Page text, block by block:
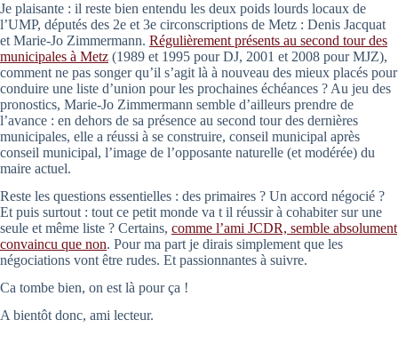
Je plaisante : il reste bien entendu les deux poids lourds locaux de
l’UMP, députés des 2e et 3e circonscriptions de Metz : Denis Jacquat
et Marie-Jo Zimmermann. Régulièrement présents au second tour des
municipales à Metz (1989 et 1995 pour DJ, 2001 et 2008 pour MJZ),
comment ne pas songer qu’il s’agit là à nouveau des mieux placés pour
conduire une liste d’union pour les prochaines échéances ? Au jeu des
pronostics, Marie-Jo Zimmermann semble d’ailleurs prendre de
l’avance : en dehors de sa présence au second tour des dernières
municipales, elle a réussi à se construire, conseil municipal après
conseil municipal, l’image de l’opposante naturelle (et modérée) du
maire actuel.
Reste les questions essentielles : des primaires ? Un accord négocié ?
Et puis surtout : tout ce petit monde va t il réussir à cohabiter sur une
seule et même liste ? Certains, comme l’ami JCDR, semble absolument
convaincu que non. Pour ma part je dirais simplement que les
négociations vont être rudes. Et passionnantes à suivre.
Ca tombe bien, on est là pour ça !
A bientôt donc, ami lecteur.